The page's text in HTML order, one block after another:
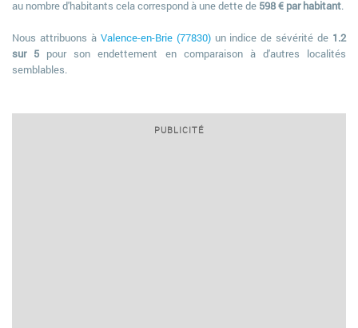
au nombre d'habitants cela correspond à une dette de 598 € par habitant.
Nous attribuons à Valence-en-Brie (77830)un indice de sévérité de 1.2
sur 5 pour son endettement en comparaison à d'autres localités
semblables.
PUBLICITÉ